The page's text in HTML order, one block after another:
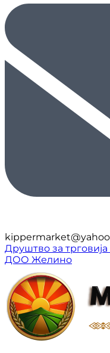
Друштво за
ДОО Желино